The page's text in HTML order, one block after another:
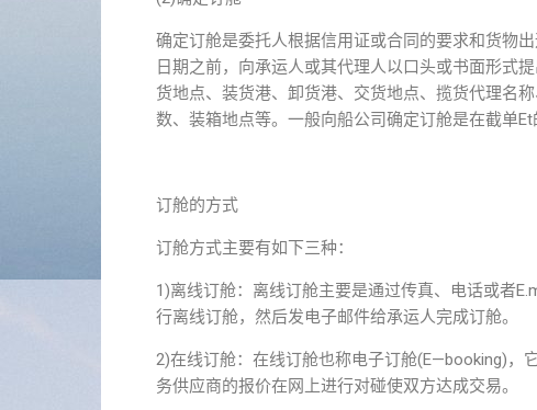
确定订舱是委托人根据信用证或合同的要求和货物
日期之前，向承运人或其代理人以口头或书面形式
货地点、装货港、卸货港、交货地点、揽货代理名
数、装箱地点等。一般向船公司确定订舱是在截单
订舱的方式
订舱方式主要有如下三种：
1)离线订舱：离线订舱主要是通过传真、电话或者
行离线订舱，然后发电子邮件给承运人完成订舱。
2)在线订舱：在线订舱也称电子订舱(E—booking)，
务供应商的报价在网上进行对碰使双方达成交易。